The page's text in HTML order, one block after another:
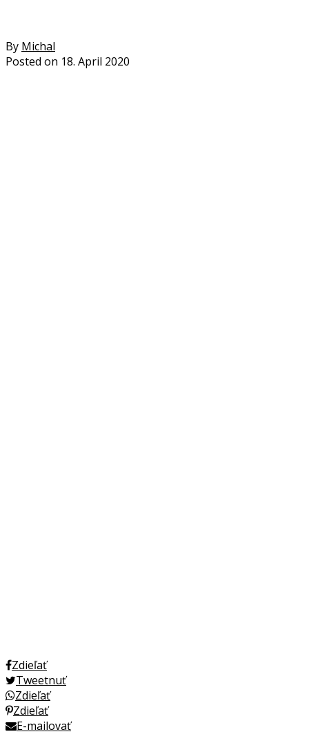
By Michal
Posted on 18. April 2020
Zdieľať
Tweetnuť
Zdieľať
Zdieľať
E-mailovať